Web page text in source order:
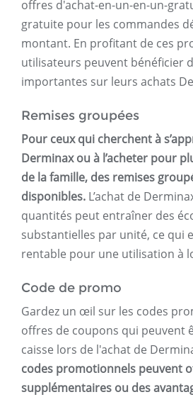
offres d'achat-en-un-en-un-
gratuite pour les commandes
montant. En profitant de ces
utilisateurs peuvent bénéficier
importantes sur leurs achats
Remises groupées
Pour ceux qui cherchent à
Derminax ou à l’acheter pour
de la famille, des remises
disponibles. L’achat de
quantités peut entraîner des
substantielles par unité, ce qui
rentable pour une utilisation à
Code de promo
Gardez un œil sur les codes
offres de coupons qui peuvent
caisse lors de l'achat de
codes promotionnels peuvent
supplémentaires ou des